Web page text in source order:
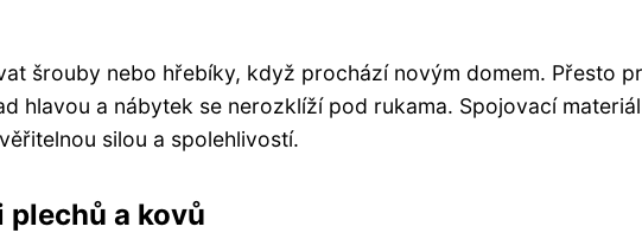
šrouby nebo hřebíky, když prochází novým domem. Přesto
hlavou a nábytek se nerozklíží pod rukama. Spojovací
silou a spolehlivostí.
plechů a kovů